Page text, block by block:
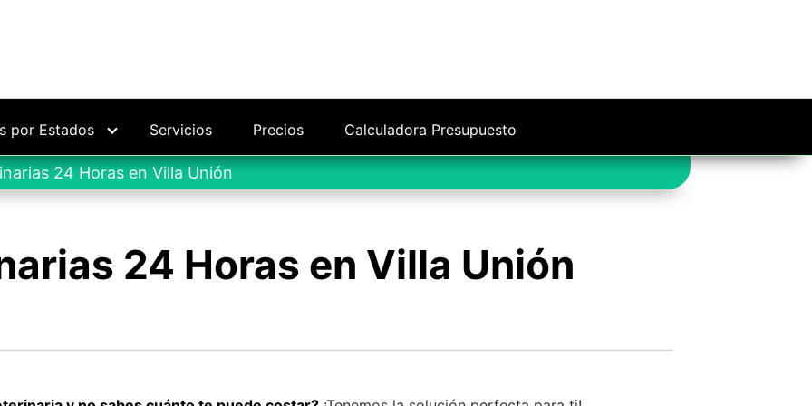
por Estados Servicios Precios Calculadora Presupuesto
24 Horas en Villa Unión
24 Horas en Villa Unión